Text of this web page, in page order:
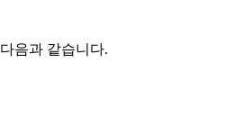
음과 같습니다.